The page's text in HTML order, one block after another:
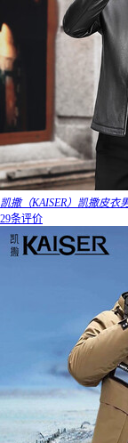
凯撒（KAISER）凯撒皮衣
29条评价